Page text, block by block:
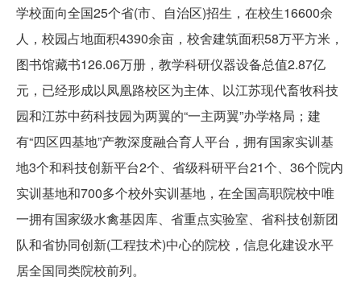
学校面向全国25个省(市、自治区)招生，在校生16600余
人，校园占地面积4390余亩，校舍建筑面积58万平方米，
图书馆藏书126.06万册，教学科研仪器设备总值2.87亿
元，已经形成以凤凰路校区为主体、以江苏现代畜牧科技
园和江苏中药科技园为两翼的“一主两翼”办学格局；建
有“四区四基地”产教深度融合育人平台，拥有国家实训基
地3个和科技创新平台2个、省级科研平台21个、36个院内
实训基地和700多个校外实训基地，在全国高职院校中唯
一拥有国家级水禽基因库、省重点实验室、省科技创新团
队和省协同创新(工程技术)中心的院校，信息化建设水平
居全国同类院校前列。